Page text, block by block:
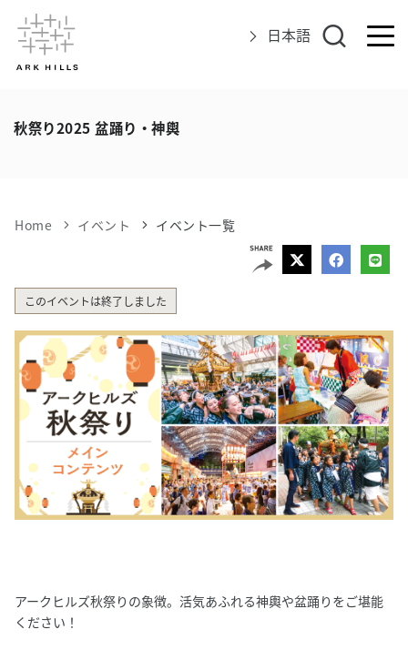
日本語
アークヒルズについて
グルメ＆ショップ
エリアマップ
アクセス
インフォメーション
秋祭り2025 盆踊り・神輿
Home イベント イベント一覧
このイベントは終了しました
アークヒルズ秋祭りの象徴。活気あふれる神輿や盆踊りをご堪能
ください！